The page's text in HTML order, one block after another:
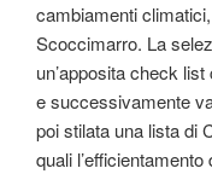
cambiamenti
Scoccimarro. La
un’apposita check
e successivamente
poi stilata una lista di
quali